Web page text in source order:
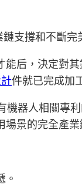
支撐和不斷完
后，決定對
件就已完成加
器人相關專
景的完全產業
。